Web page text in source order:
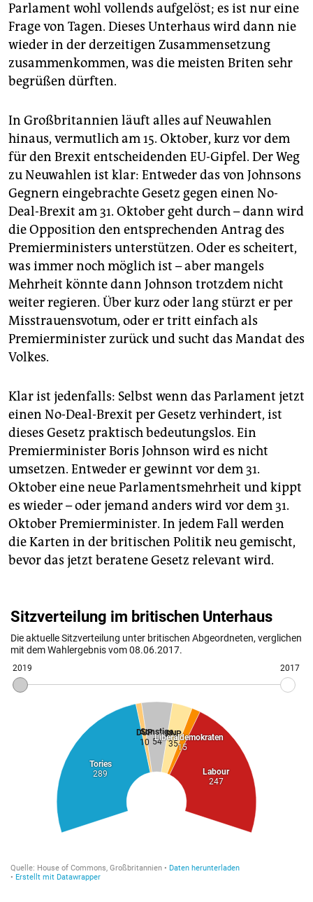
Parlament wohl vollends aufgelöst; es ist nur eine
Frage von Tagen. Dieses Unterhaus wird dann nie
wieder in der derzeitigen Zusammensetzung
zusammenkommen, was die meisten Briten sehr
begrüßen dürften.
In Großbritannien läuft alles auf Neuwahlen
hinaus, vermutlich am 15. Oktober, kurz vor dem
für den Brexit entscheidenden EU-Gipfel. Der Weg
zu Neuwahlen ist klar: Entweder das von Johnsons
Gegnern eingebrachte Gesetz gegen einen No-
Deal-Brexit am 31. Oktober geht durch – dann wird
die Opposition den entsprechenden Antrag des
Premierministers unterstützen. Oder es scheitert,
was immer noch möglich ist – aber mangels
Mehrheit könnte dann Johnson trotzdem nicht
weiter regieren. Über kurz oder lang stürzt er per
Misstrauensvotum, oder er tritt einfach als
Premierminister zurück und sucht das Mandat des
Volkes.
Klar ist jedenfalls: Selbst wenn das Parlament jetzt
einen No-Deal-Brexit per Gesetz verhindert, ist
dieses Gesetz praktisch bedeutungslos. Ein
Premierminister Boris Johnson wird es nicht
umsetzen. Entweder er gewinnt vor dem 31.
Oktober eine neue Parlamentsmehrheit und kippt
es wieder – oder jemand anders wird vor dem 31.
Oktober Premierminister. In jedem Fall werden
die Karten in der britischen Politik neu gemischt,
bevor das jetzt beratene Gesetz relevant wird.